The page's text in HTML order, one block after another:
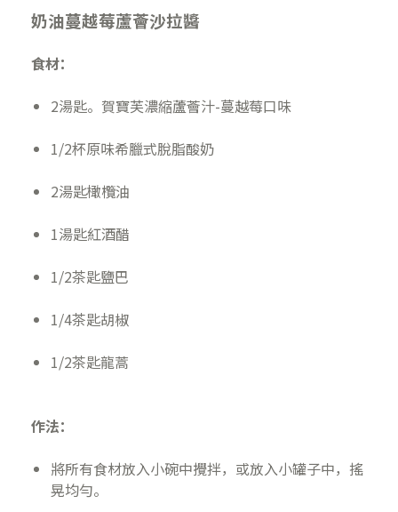
奶油蔓越莓蘆薈沙拉醬
食材：
2湯匙。賀寶芙濃縮蘆薈汁-蔓越莓口味
1/2杯原味希臘式脫脂酸奶
2湯匙橄欖油
1湯匙紅酒醋
1/2茶匙鹽巴
1/4茶匙胡椒
1/2茶匙龍蒿
作法：
將所有食材放入小碗中攪拌，或放入小罐子中，搖
晃均勻。